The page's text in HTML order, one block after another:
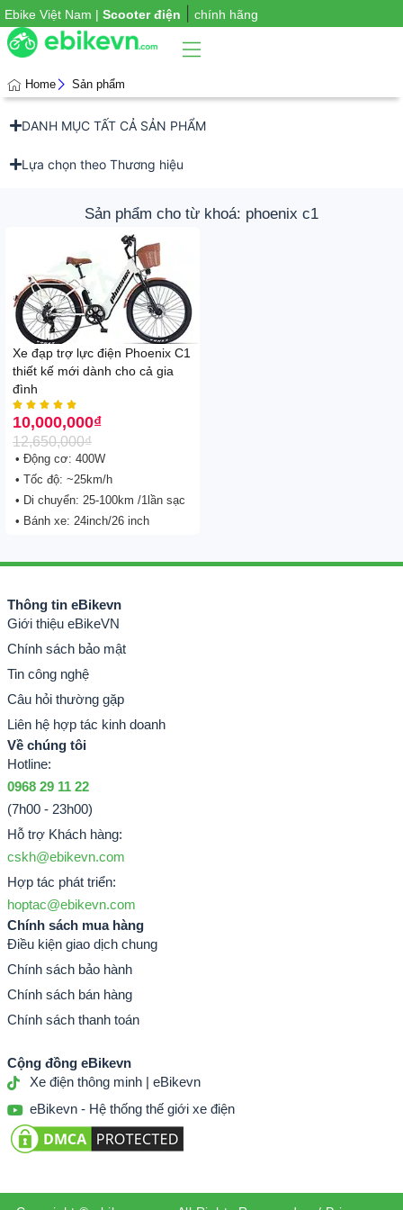
Ebike Việt Nam | Scooter điện chính hãng
Home Sản phẩm
DANH MỤC TẤT CẢ SẢN PHẨM
Lựa chọn theo Thương hiệu
Sản phẩm cho từ khoá: phoenix c1
Xe đạp trợ lực điện Phoenix C1
thiết kế mới dành cho cả gia
đình
    
12,650,000₫
10,000,000₫
• Động cơ: 400W
• Tốc độ: ~25km/h
• Di chuyển: 25-100km /1lần sạc
• Bánh xe: 24inch/26 inch
Thông tin eBikevn
Giới thiệu eBikeVN
Chính sách bảo mật
Tin công nghệ
Câu hỏi thường gặp
Liên hệ hợp tác kinh doanh
Về chúng tôi
Hotline:
0968 29 11 22
(7h00 - 23h00)
Hỗ trợ Khách hàng:
cskh@ebikevn.com
Hợp tác phát triển:
hoptac@ebikevn.com
Chính sách mua hàng
Điều kiện giao dịch chung
Chính sách bảo hành
Chính sách bán hàng
Chính sách thanh toán
Cộng đồng eBikevn
Xe điện thông minh | eBikevn
eBikevn - Hệ thống thế giới xe điện